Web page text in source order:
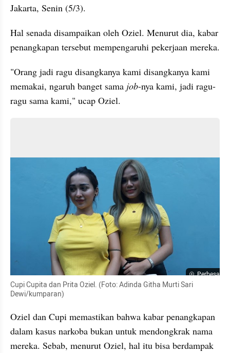
Jakarta, Senin (5/3).
Hal senada disampaikan oleh Oziel. Menurut dia, kabar
"Orang jadi ragu disangkanya kami disangkanya kami
memakai, ngaruh banget sama job-nya kami, jadi ragu-
ragu sama kami," ucap Oziel.
Perbesar
Cupi Cupita dan Prita Oziel. (Foto: Adinda Githa Murti Sari
Dewi/kumparan)
Oziel dan Cupi memastikan bahwa kabar penangkapan
dalam kasus narkoba bukan untuk mendongkrak nama
mereka. Sebab, menurut Oziel, hal itu bisa berdampak